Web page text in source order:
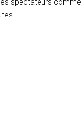
spectateurs comme